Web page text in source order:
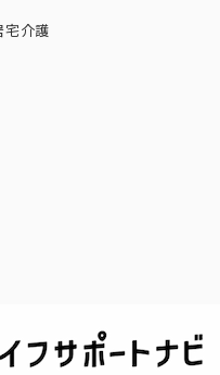
宅介護